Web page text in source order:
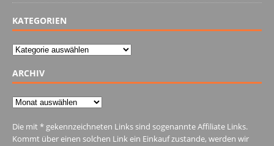
KATEGORIEN
Kategorien
ARCHIV
Archiv
Die mit * gekennzeichneten Links sind sogenannte Affiliate Links.
Kommt über einen solchen Link ein Einkauf zustande, werden wir